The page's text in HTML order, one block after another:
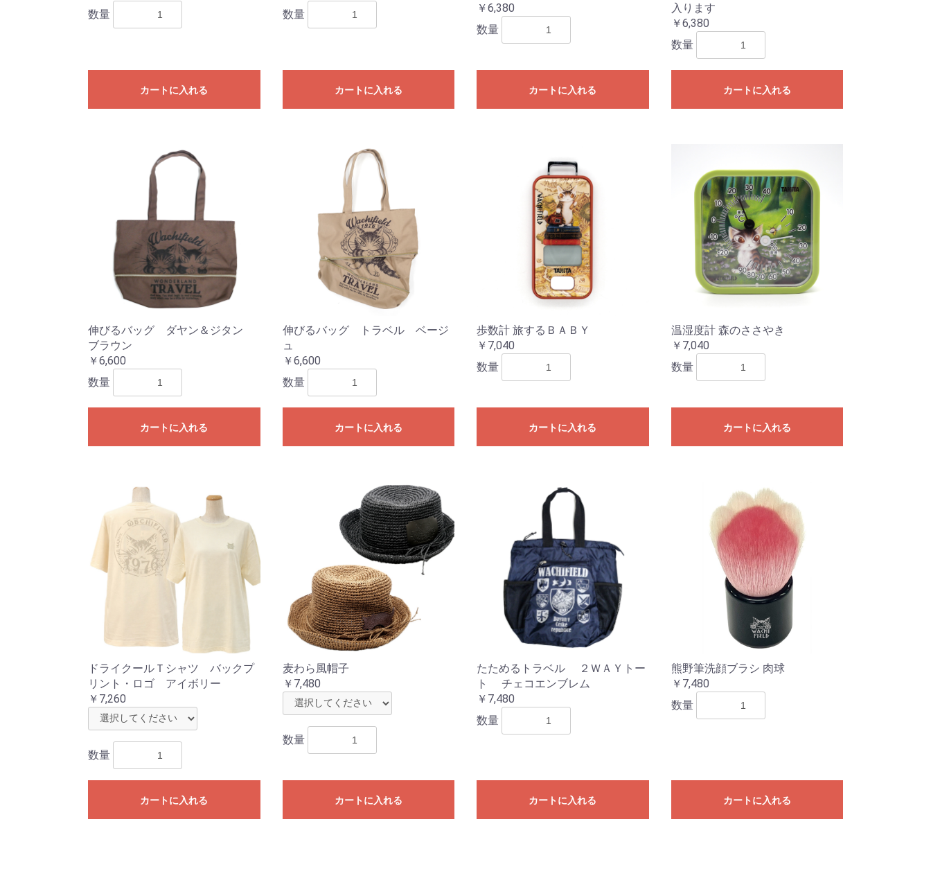
数量
カートに入れる
数量
カートに入れる
￥6,380
数量
カートに入れる
入ります
￥6,380
数量
カートに入れる
伸びるバッグ ダヤン＆ジタン
ブラウン
￥6,600
数量
カートに入れる
伸びるバッグ トラベル ベージ
ュ
￥6,600
数量
カートに入れる
歩数計 旅するＢＡＢＹ
￥7,040
数量
カートに入れる
温湿度計 森のささやき
￥7,040
数量
カートに入れる
ドライクールＴシャツ バックプ
リント・ロゴ アイボリー
￥7,260
数量
カートに入れる
麦わら風帽子
￥7,480
数量
カートに入れる
たためるトラベル ２ＷＡＹトー
ト チェコエンブレム
￥7,480
数量
カートに入れる
熊野筆洗顔ブラシ 肉球
￥7,480
数量
カートに入れる